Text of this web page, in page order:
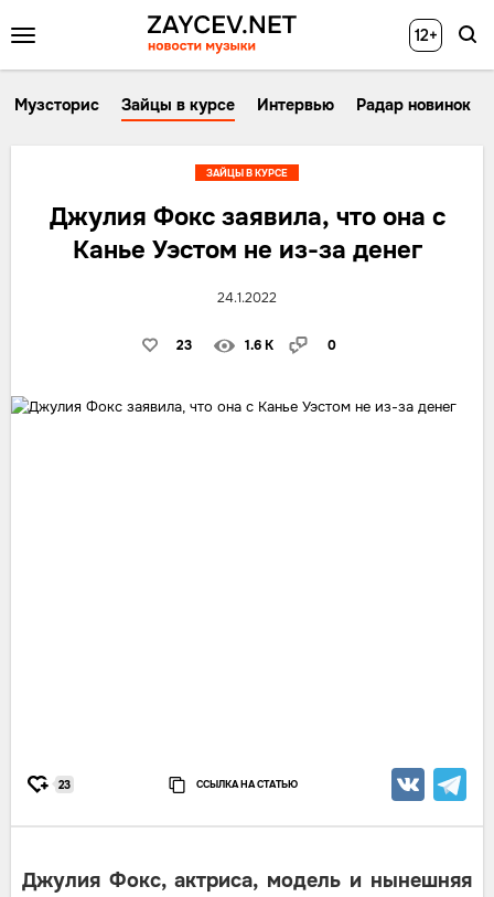
12+
Музсторис Зайцы в курсе Интервью Радар новинок
Джулия Фокс заявила, что она с
Канье Уэстом не из-за денег
24.1.2022
23 1.6 K 0
ЗАЙЦЫ В КУРСЕ
23 ССЫЛКА НА СТАТЬЮ
Джулия Фокс, актриса, модель и нынешняя